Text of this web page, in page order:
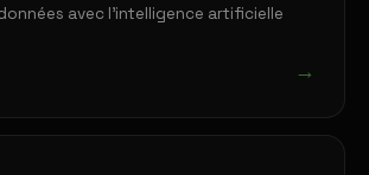
avec l'intelligence artificielle
→